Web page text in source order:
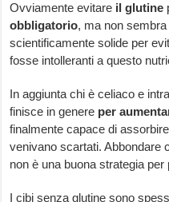
Ovviamente evitare il glutine
obbligatorio, ma non
scientificamente solide per
fosse intolleranti a questo
In aggiunta chi è celiaco e
finisce in genere per
finalmente capace di
venivano scartati. Abbondare
non è una buona strategia
I cibi senza glutine sono